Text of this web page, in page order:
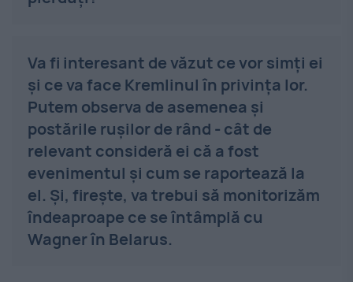
Va fi interesant de văzut ce vor simți ei
și ce va face Kremlinul în privința lor.
Putem observa de asemenea și
postările rușilor de rând - cât de
relevant consideră ei că a fost
evenimentul și cum se raportează la
el. Și, firește, va trebui să monitorizăm
îndeaproape ce se întâmplă cu
Wagner în Belarus.